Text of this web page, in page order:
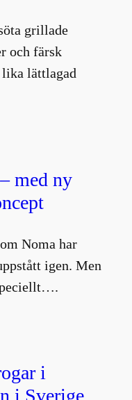
grillade
och färsk
lättlagad
med ny
Noma har
igen. Men
i
i Sverige.